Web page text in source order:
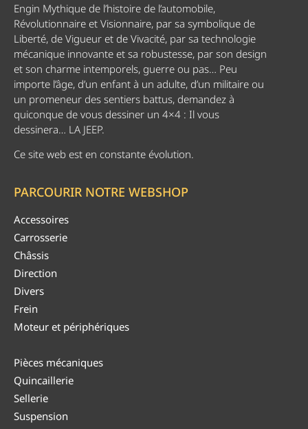
Engin Mythique de l’histoire de l’automobile,
Révolutionnaire et Visionnaire, par sa symbolique de
Liberté, de Vigueur et de Vivacité, par sa technologie
mécanique innovante et sa robustesse, par son design
et son charme intemporels, guerre ou pas… Peu
importe l’âge, d’un enfant à un adulte, d’un militaire ou
un promeneur des sentiers battus, demandez à
quiconque de vous dessiner un 4×4 : Il vous
dessinera… LA JEEP.
Ce site web est en constante évolution.
PARCOURIR NOTRE WEBSHOP
Accessoires
Carrosserie
Châssis
Direction
Divers
Frein
Moteur et périphériques
Pièces mécaniques
Quincaillerie
Sellerie
Suspension